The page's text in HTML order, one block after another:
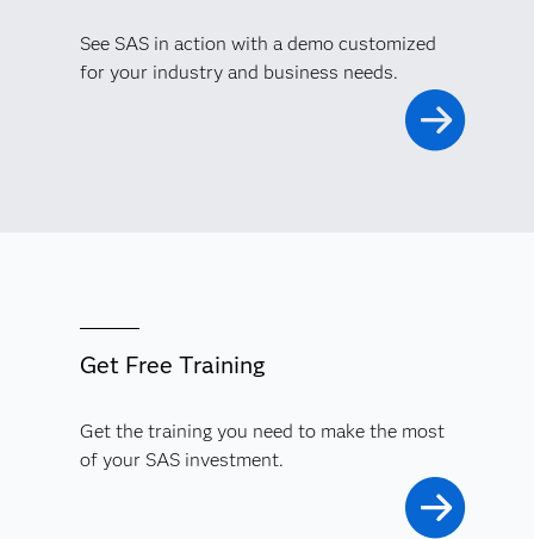
See SAS in action with a demo customized
for your industry and business needs.
Get Free Training
Get the training you need to make the most
of your SAS investment.